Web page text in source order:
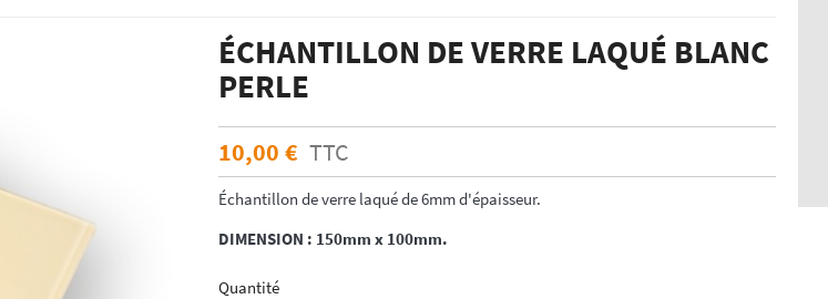
Echantillons de verre dépoli emaillé et
Echantillons de verre emaillé et trempé
Echantillons de verres dépolis laqués
Echantillons de verres laqués
ÉCHANTILLON DE VERRE LAQUÉ BLANC
PERLE
10,00 € TTC
Échantillon de verre laqué de 6mm d'épaisseur.
DIMENSION : 150mm x 100mm.
Quantité